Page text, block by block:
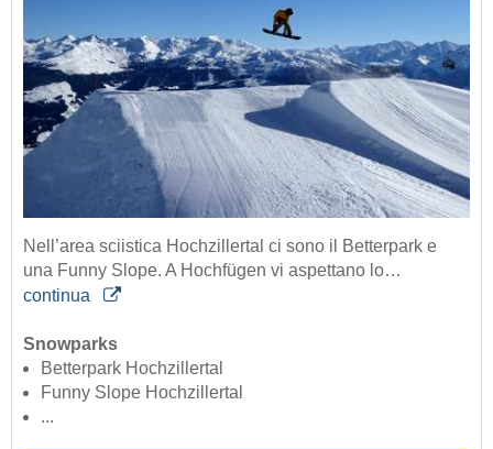
Nell’area sciistica Hochzillertal ci sono il Betterpark e
una Funny Slope. A Hochfügen vi aspettano lo…
continua
Snowparks
Betterpark Hochzillertal
Funny Slope Hochzillertal
...